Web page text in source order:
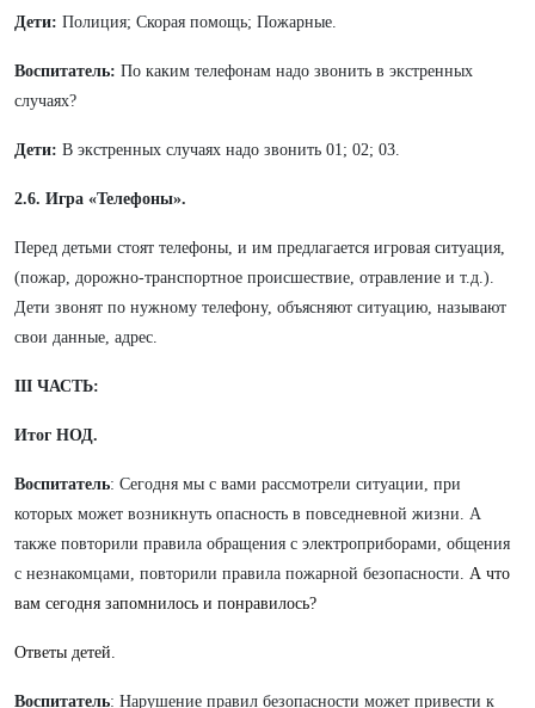
Дети: Полиция; Скорая помощь; Пожарные.
Воспитатель: По каким телефонам надо звонить в экстренных
случаях?
Дети: В экстренных случаях надо звонить 01; 02; 03.
2.6. Игра «Телефоны».
Перед детьми стоят телефоны, и им предлагается игровая ситуация,
(пожар, дорожно-транспортное происшествие, отравление и т.д.).
Дети звонят по нужному телефону, объясняют ситуацию, называют
свои данные, адрес.
III ЧАСТЬ:
Итог НОД.
Воспитатель: Сегодня мы с вами рассмотрели ситуации, при
которых может возникнуть опасность в повседневной жизни. А
также повторили правила обращения с электроприборами, общения
с незнакомцами, повторили правила пожарной безопасности. А что
вам сегодня запомнилось и понравилось?
Ответы детей.
Воспитатель: Нарушение правил безопасности может привести к